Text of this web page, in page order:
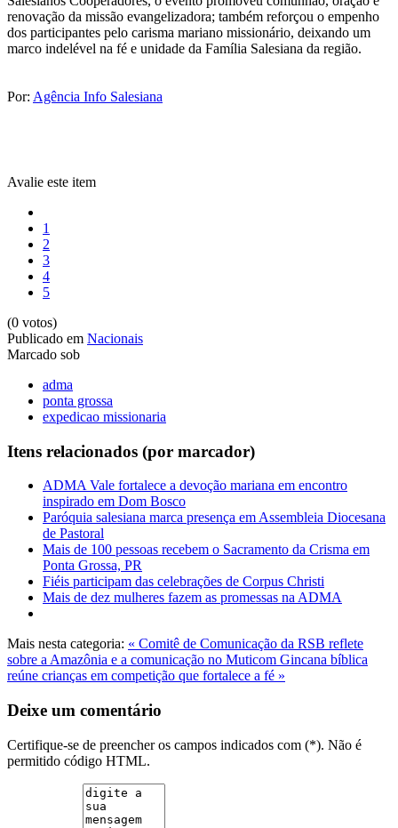
renovação da missão evangelizadora; também reforçou o empenho
dos participantes pelo carisma mariano missionário, deixando um
marco indelével na fé e unidade da Família Salesiana da região.
Por: Agência Info Salesiana
Avalie este item
1
2
3
4
5
(0 votos)
Publicado em Nacionais
Marcado sob
adma
ponta grossa
expedicao missionaria
Itens relacionados (por marcador)
ADMA Vale fortalece a devoção mariana em encontro
inspirado em Dom Bosco
Paróquia salesiana marca presença em Assembleia Diocesana
de Pastoral
Mais de 100 pessoas recebem o Sacramento da Crisma em
Ponta Grossa, PR
Fiéis participam das celebrações de Corpus Christi
Mais de dez mulheres fazem as promessas na ADMA
Mais nesta categoria: « Comitê de Comunicação da RSB reflete
sobre a Amazônia e a comunicação no Muticom Gincana bíblica
reúne crianças em competição que fortalece a fé »
Deixe um comentário
Certifique-se de preencher os campos indicados com (*). Não é
permitido código HTML.